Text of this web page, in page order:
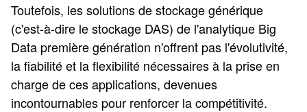
Toutefois, les solutions de stockage générique
(c'est-à-dire le stockage DAS) de l'analytique Big
Data première génération n'offrent pas l'évolutivité,
la fiabilité et la flexibilité nécessaires à la prise en
charge de ces applications, devenues
incontournables pour renforcer la compétitivité.